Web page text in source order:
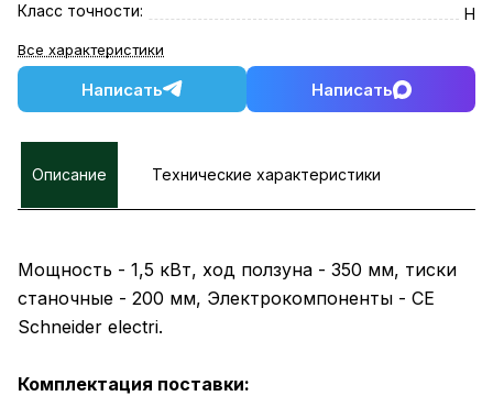
Класс точности:
Н
Все характеристики
Написать Написать
Описание Технические характеристики
Мощность - 1,5 кВт, ход ползуна - 350 мм, тиски
станочные - 200 мм, Электрокомпоненты - CE
Schneider electri.
Комплектация поставки: